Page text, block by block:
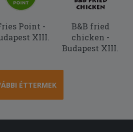
Point -
XIII.
B&B fried
chicken -
Budapest XIII.
ÉTTERMEK